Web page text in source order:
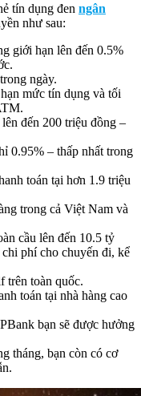
tín dụng đen ngân
như sau:
giới hạn lên đến 0.5%
ngày.
mức tín dụng và tối
đến 200 triệu đồng –
0.95% – thấp nhất trong
toán tại hơn 1.9 triệu
trong cả Việt Nam và
cầu lên đến 10.5 tỷ
phí cho chuyến đi, kể
trên toàn quốc.
toán tại nhà hàng cao
bạn sẽ được hưởng
tháng, bạn còn có cơ